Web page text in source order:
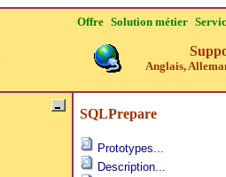
Offre Solution métier
Anglais,
SQLPrepare
Prototypes...
Description...